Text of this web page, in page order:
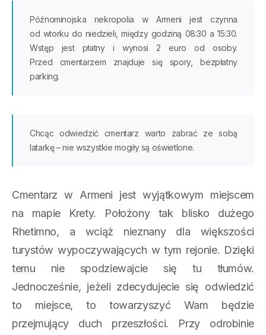
Późnominojska nekropolia w Armeni jest czynna
od wtorku do niedzieli, między godziną 08:30 a 15:30.
Wstęp jest płatny i wynosi 2 euro od osoby.
Przed cmentarzem znajduje się spory, bezpłatny
parking.
Chcąc odwiedzić cmentarz warto zabrać ze sobą
latarkę – nie wszystkie mogiły są oświetlone.
Cmentarz w Armeni jest wyjątkowym miejscem
na mapie Krety. Położony tak blisko dużego
Rhetimno, a wciąż nieznany dla większości
turystów wypoczywających w tym rejonie. Dzięki
temu nie spodziewajcie się tu tłumów.
Jednocześnie, jeżeli zdecydujecie się odwiedzić
to miejsce, to towarzyszyć Wam będzie
przejmujący duch przeszłości. Przy odrobinie